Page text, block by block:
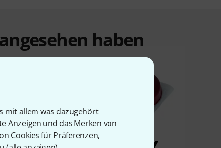
mit allem was dazugehört
Anzeigen und das Merken von
Cookies für Präferenzen,
haben